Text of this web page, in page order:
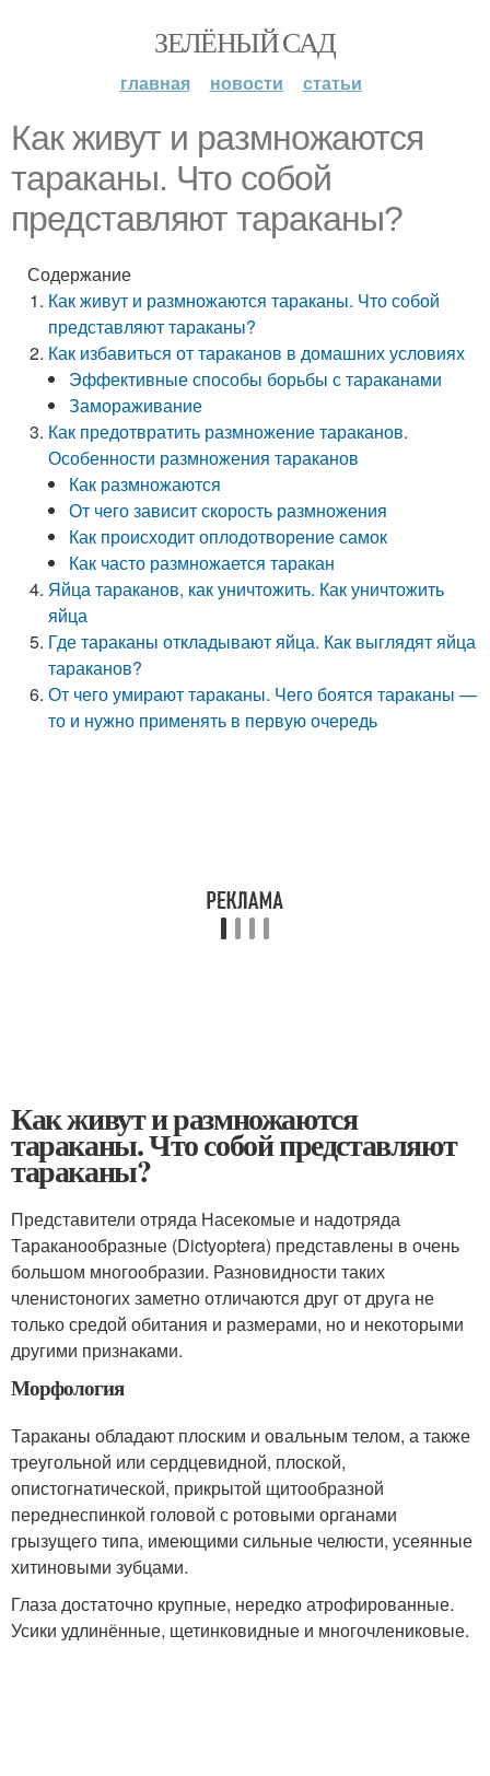
ЗЕЛЁНЫЙ САД
главная новости статьи
Как живут и размножаются
тараканы. Что собой
представляют тараканы?
Содержание
Как живут и размножаются тараканы. Что собой
представляют тараканы?
Как избавиться от тараканов в домашних условиях
Эффективные способы борьбы с тараканами
Замораживание
Как предотвратить размножение тараканов.
Особенности размножения тараканов
Как размножаются
От чего зависит скорость размножения
Как происходит оплодотворение самок
Как часто размножается таракан
Яйца тараканов, как уничтожить. Как уничтожить
яйца
Где тараканы откладывают яйца. Как выглядят яйца
тараканов?
От чего умирают тараканы. Чего боятся тараканы —
то и нужно применять в первую очередь
Как живут и размножаются
тараканы. Что собой представляют
тараканы?
Представители отряда Насекомые и надотряда
Тараканообразные (Dictyoptera) представлены в очень
большом многообразии. Разновидности таких
членистоногих заметно отличаются друг от друга не
только средой обитания и размерами, но и некоторыми
другими признаками.
Морфология
Тараканы обладают плоским и овальным телом, а также
треугольной или сердцевидной, плоской,
опистогнатической, прикрытой щитообразной
переднеспинкой головой с ротовыми органами
грызущего типа, имеющими сильные челюсти, усеянные
хитиновыми зубцами.
Глаза достаточно крупные, нередко атрофированные.
Усики удлинённые, щетинковидные и многочлениковые.